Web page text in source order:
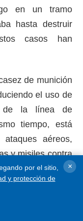
en un tramo
hasta destruir
casos han
de munición
el uso de
de la línea de
tiempo, está
aéreos,
y misiles contra
así como contra
8 de junio se
por el sitio,
y protección de
×